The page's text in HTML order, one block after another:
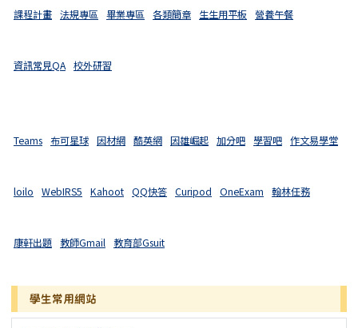
課程計畫 法規專區 畢業專區 各類簡章 生生用平板 營養午餐
資訊常見QA 校外研習
Teams 布可星球 因材網 酷英網 因雄崛起 加分吧 學習吧 作文易學堂
loilo WebIRS5 Kahoot QQ快答 Curipod OneExam 翰林任務
康軒出題 教師Gmail 教育部Gsuit
學生常用網站